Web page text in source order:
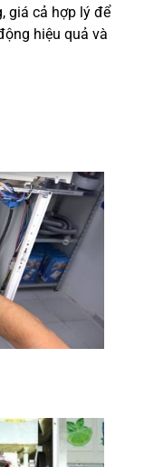
giá cả hợp lý để
hiệu quả và